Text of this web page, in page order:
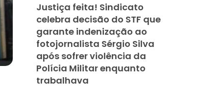
Justiça feita! Sindicato
celebra decisão do STF que
garante indenização ao
fotojornalista Sérgio Silva
após sofrer violência da
Polícia Militar enquanto
trabalhava